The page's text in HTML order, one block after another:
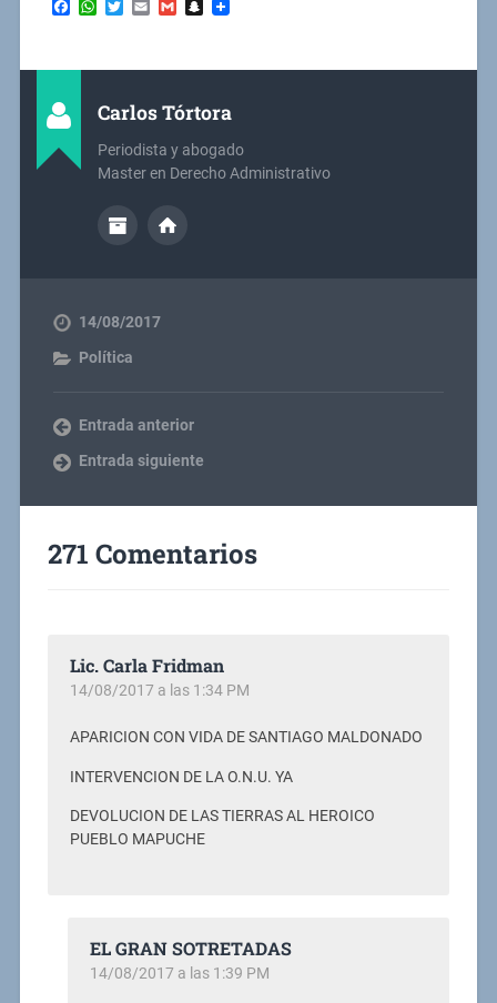
Facebook
WhatsApp
Twitter
EmailGmailSnapchat
Carlos Tórtora
Periodista y abogado
Master en Derecho Administrativo
14/08/2017
Política
Entrada anterior
Entrada siguiente
271 Comentarios
Lic. Carla Fridman
14/08/2017 a las 1:34 PM
APARICION CON VIDA DE SANTIAGO MALDONADO
INTERVENCION DE LA O.N.U. YA
DEVOLUCION DE LAS TIERRAS AL HEROICO
PUEBLO MAPUCHE
EL GRAN SOTRETADAS
14/08/2017 a las 1:39 PM